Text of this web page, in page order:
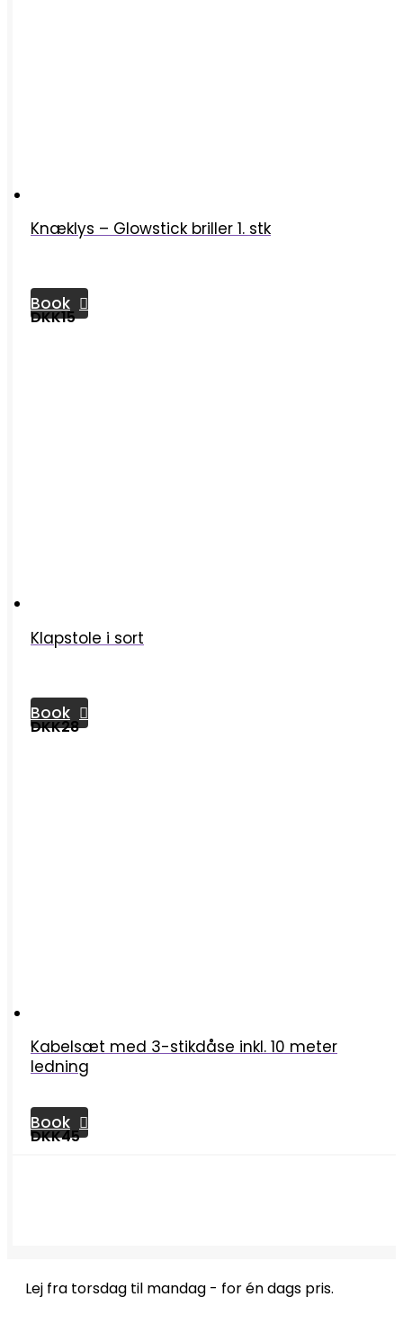
Knæklys – Glowstick briller 1. stk
DKK15
Book
Klapstole i sort
DKK28
Book
Kabelsæt med 3-stikdåse inkl. 10 meter
ledning
DKK45
Book
Lej fra torsdag til mandag - for én dags pris.